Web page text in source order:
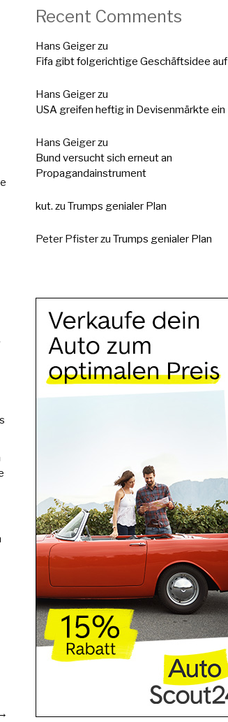
Recent Comments
Hans Geigerzu
Fifa gibt folgerichtige Geschäftsidee auf
Hans Geigerzu
USA greifen heftig in Devisenmärkte ein
Hans Geigerzu
Bund versucht sich erneut an
Propagandainstrument
kut. zu Trumps genialer Plan
Peter Pfisterzu Trumps genialer Plan